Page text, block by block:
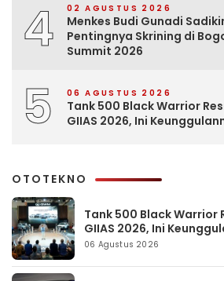
4 02 AGUSTUS 2026
Menkes Budi Gunadi
Pentingnya Skrining di
Summit 2026
5 06 AGUSTUS 2026
Tank 500 Black Warrior
GIIAS 2026, Ini
OTOTEKNO
Tank 500 Black Warrior
GIIAS 2026, Ini
06 Agustus 2026